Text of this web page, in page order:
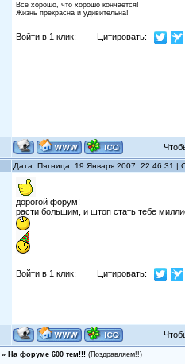
Все хорошо, что хорошо кончается!
Жизнь прекрасна и удивительна!
Войти в 1 клик: Цитировать:
Дата: Пятница, 19 Января 2007, 22:46:31 |
дорогой форум!
расти большим, и штоп стать тебе
Войти в 1 клик: Цитировать:
» На форуме 600 тем!!! (Поздравляем!!)